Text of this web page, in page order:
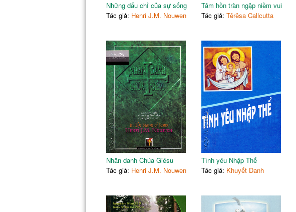
Những dấu chỉ của sự sống
Tác giả: Henri J.M. Nouwen
Tâm hồn tràn ngập niềm vui
Tác giả: Têrêsa Callcutta
Nhân danh Chúa Giêsu
Tác giả: Henri J.M. Nouwen
Tình yêu Nhập Thể
Tác giả: Khuyết Danh